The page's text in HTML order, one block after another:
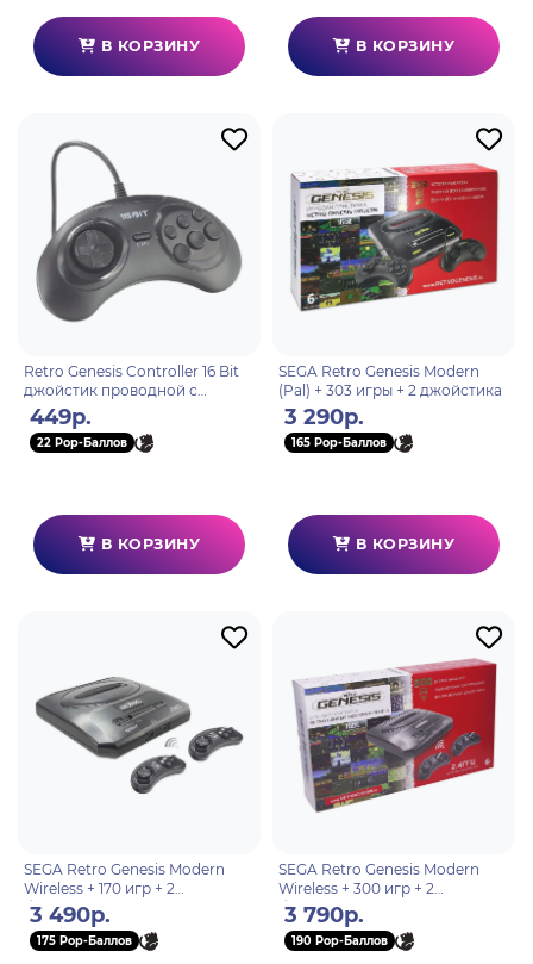
В КОРЗИНУ В КОРЗИНУ
Retro Genesis Controller 16 Bit
джойстик проводной с
кнопкой Mode
449р.
22 Pop-Баллов
В КОРЗИНУ
SEGA Retro Genesis Modern
(Pal) + 303 игры + 2 джойстика
3 290р.
165 Pop-Баллов
В КОРЗИНУ
SEGA Retro Genesis Modern
Wireless + 170 игр + 2
беспроводных джойстика
2.4ГГц
3 490р.
175 Pop-Баллов
SEGA Retro Genesis Modern
Wireless + 300 игр + 2
беспроводных джойстика
2.4ГГц
3 790р.
190 Pop-Баллов